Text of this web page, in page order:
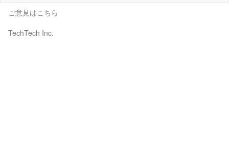
ご意見はこちら
TechTech Inc.